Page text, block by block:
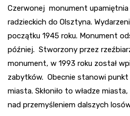
Czerwonej monument
radzieckich do Olsztyna.
początku 1945 roku. Monument
później. Stworzony przez
monument, w 1993 roku został
zabytków. Obecnie stanowi
miasta. Skłoniło to władze
nad przemyśleniem dalszych